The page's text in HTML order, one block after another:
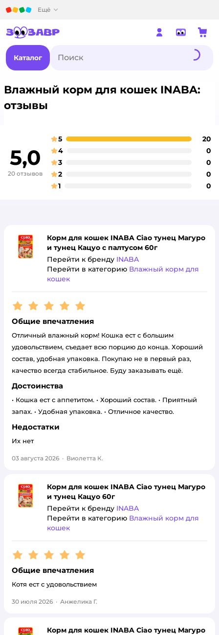
Ещё
Каталог
Влажный корм для кошек INABA:
отзывы
5,0
20 отзывов
оценка
5 20
оценка
4 0
оценка
3 0
оценка
2 0
оценка
1 0
Корм для кошек INABA Ciao тунец Магуро
и тунец Кацуо с палтусом 60г
Перейти к бренду INABA
Перейти в категорию Влажный корм для
кошек
Рейтинг:5
Общие впечатления
Отличный влажный корм! Кошка ест с большим
удовольствием, съедает всю порцию до конца. Хороший
состав, удобная упаковка. Покупаю не в первый раз,
качество всегда стабильное. Буду заказывать ещё.
Достоинства
• Кошка ест с аппетитом. • Хороший состав. • Приятный
запах. • Удобная упаковка. • Отличное качество.
Недостатки
Их нет
03 августа 2026 · Виолетта К.
Корм для кошек INABA Ciao тунец Магуро
и тунец Кацуо 60г
Перейти к бренду INABA
Перейти в категорию Влажный корм для
кошек
Рейтинг:5
Общие впечатления
Котя ест с удовольствием
30 июля 2026 · Анжелика Г.
Корм для кошек INABA Ciao тунец Магуро